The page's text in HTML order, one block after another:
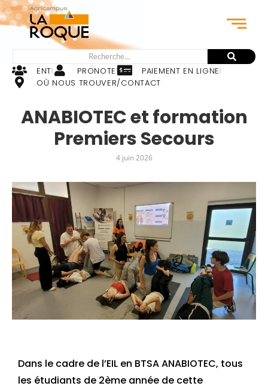
ENT PRONOTE
PAIEMENT EN LIGNE
OÙ NOUS TROUVER/CONTACT
ANABIOTEC et formation
Premiers Secours
4 juin 2026
Dans le cadre de l’EIL en BTSA ANABIOTEC, tous
les étudiants de 2ème année de cette